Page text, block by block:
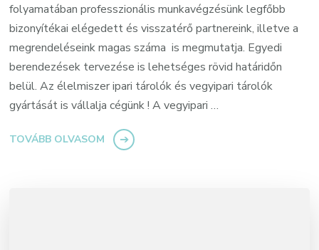
folyamatában professzionális munkavégzésünk legfőbb
bizonyítékai elégedett és visszatérő partnereink, illetve a
megrendeléseink magas száma is megmutatja. Egyedi
berendezések tervezése is lehetséges rövid határidőn
belül. Az élelmiszer ipari tárolók és vegyipari tárolók
gyártását is vállalja cégünk ! A vegyipari …
TOVÁBB OLVASOM